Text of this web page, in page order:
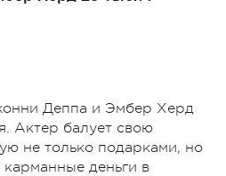
Деппа и Эмбер Херд
Актер балует свою
не только подарками, но
деньги в